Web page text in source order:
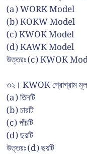
(a) WORK Model
(b) KOKW Model
(c) KWOK Model
(d) KAWK Model
উত্তরঃ (c) KWOK
৩২। KWOK প্রোগ্রাম মূলত
(a) তিনটি
(b) চারটি
(c) পাঁচটি
(d) ছয়টি
উত্তরঃ (d) ছয়টি